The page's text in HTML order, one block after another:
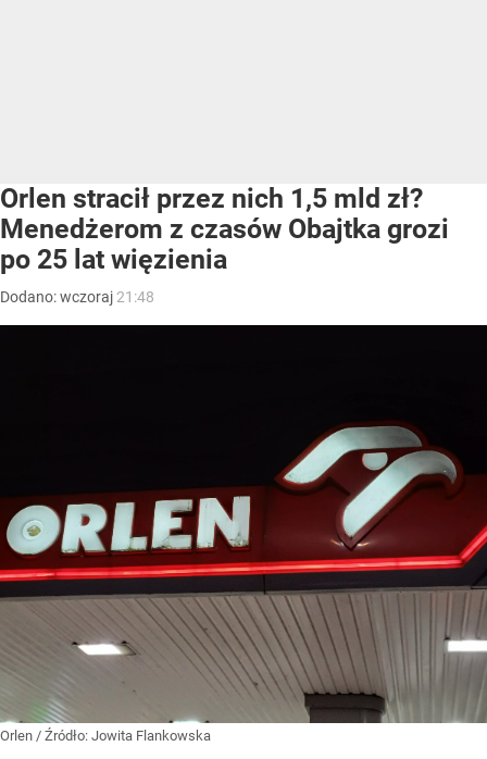
Orlen stracił przez nich 1,5 mld zł?
Menedżerom z czasów Obajtka grozi
po 25 lat więzienia
Dodano:wczoraj 21:48
Orlen / Źródło: Jowita Flankowska